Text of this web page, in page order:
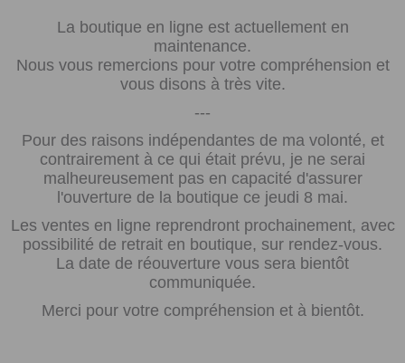
La boutique en ligne est actuellement en
maintenance.
Nous vous remercions pour votre compréhension et
vous disons à très vite.
---
Pour des raisons indépendantes de ma volonté, et
contrairement à ce qui était prévu, je ne serai
malheureusement pas en capacité d'assurer
l'ouverture de la boutique ce jeudi 8 mai.
Les ventes en ligne reprendront prochainement, avec
possibilité de retrait en boutique, sur rendez-vous.
La date de réouverture vous sera bientôt
communiquée.
Merci pour votre compréhension et à bientôt.